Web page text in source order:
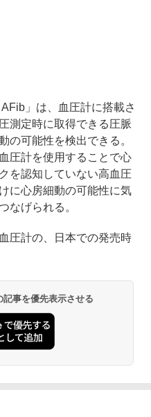
」は、血圧計に搭載さ
測定時に取得できる圧脈
の可能性を検出できる。
圧計を使用することで心
を認知していない高血圧
に心房細動の可能性に気
なげられる。
圧計の、日本での発売時
事を優先表示させる